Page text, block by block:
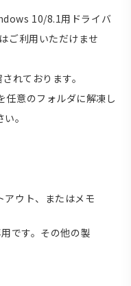
10/8.1用ドライバ
ご利用いただけませ
れております。
任意のフォルダに解凍し
。
アウト、またはメモ
です。その他の製